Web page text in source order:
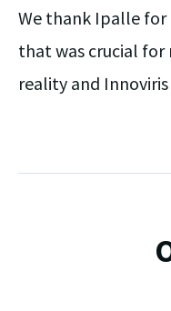
We thank Ipalle
that was crucial
reality and